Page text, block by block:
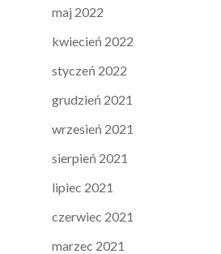
maj 2022
kwiecień 2022
styczeń 2022
grudzień 2021
wrzesień 2021
sierpień 2021
lipiec 2021
czerwiec 2021
marzec 2021